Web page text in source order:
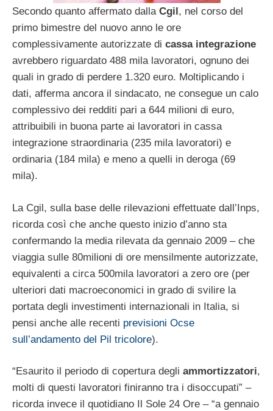
Secondo quanto affermato dalla Cgil , nel corso del
primo bimestre del nuovo anno le ore
complessivamente autorizzate di cassa integrazione
avrebbero riguardato 488 mila lavoratori, ognuno dei
quali in grado di perdere 1.320 euro. Moltiplicando i
dati, afferma ancora il sindacato, ne consegue un calo
complessivo dei redditi pari a 644 milioni di euro,
attribuibili in buona parte ai lavoratori in cassa
integrazione straordinaria (235 mila lavoratori) e
ordinaria (184 mila) e meno a quelli in deroga (69
mila).
La Cgil, sulla base delle rilevazioni effettuate dall’Inps,
ricorda così che anche questo inizio d’anno sta
confermando la media rilevata da gennaio 2009 – che
viaggia sulle 80milioni di ore mensilmente autorizzate,
equivalenti a circa 500mila lavoratori a zero ore (per
ulteriori dati macroeconomici in grado di svilire la
portata degli investimenti internazionali in Italia, si
pensi anche alle recenti previsioni Ocse
sull’andamento del Pil tricolore).
“Esaurito il periodo di copertura degli ammortizzatori,
molti di questi lavoratori finiranno tra i disoccupati” –
ricorda invece il quotidiano Il Sole 24 Ore – “a gennaio